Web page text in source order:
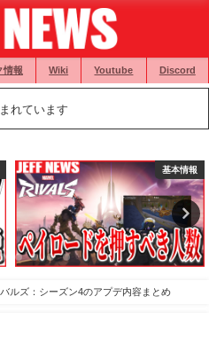
情報 Wiki Youtube Discord
れています
攻略情報
ルズ：シーズン4のアプデ内容まとめ